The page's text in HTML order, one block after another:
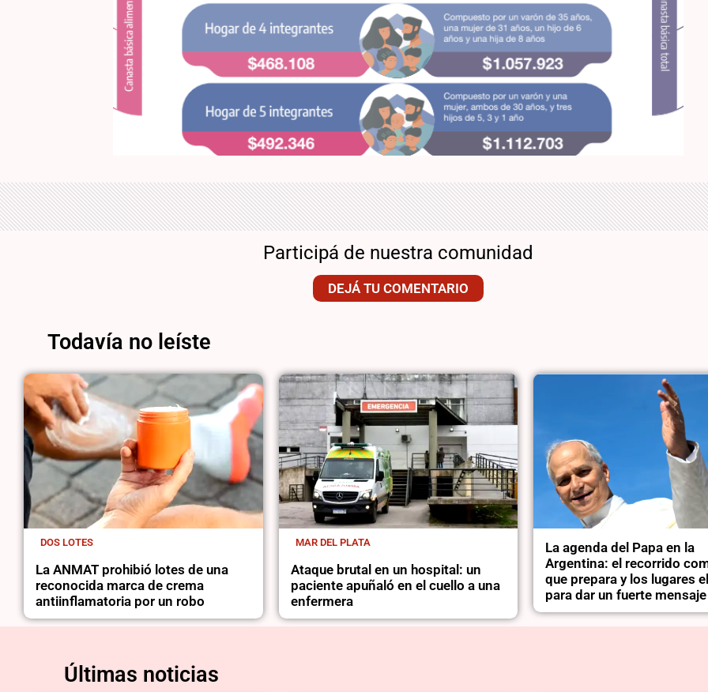
Participá de nuestra comunidad
DEJÁ TU COMENTARIO
Todavía no leíste
DOS LOTES
La ANMAT prohibió lotes de una
reconocida marca de crema
antiinflamatoria por un robo
MAR DEL PLATA
Ataque brutal en un hospital: un
paciente apuñaló en el cuello a una
enfermera
La agenda del Papa en la
Argentina: el recorrido
que prepara y los lugares
para dar un fuerte mensaje
Últimas noticias